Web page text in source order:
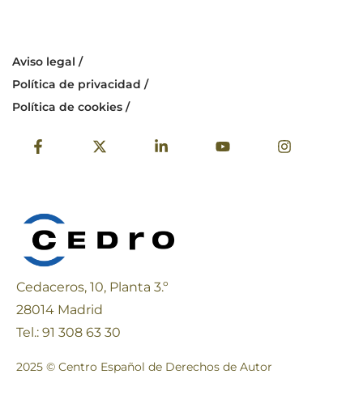
Aviso legal /
Política de privacidad /
Política de cookies /
Cedaceros, 10, Planta 3.º
28014 Madrid
Tel.: 91 308 63 30
2025 © Centro Español de Derechos de Autor